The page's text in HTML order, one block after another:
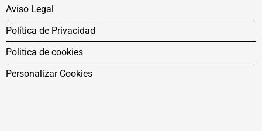
Aviso Legal
Política de Privacidad
Politica de cookies
Personalizar Cookies